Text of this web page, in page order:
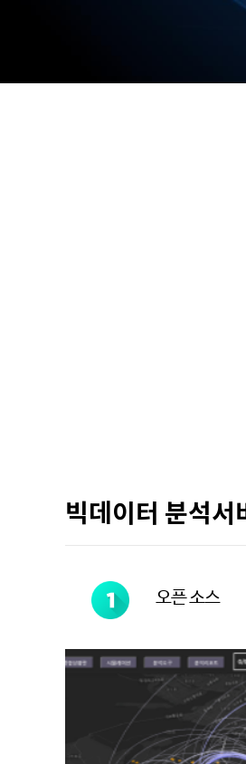
빅데이터 분석서
오픈 소스